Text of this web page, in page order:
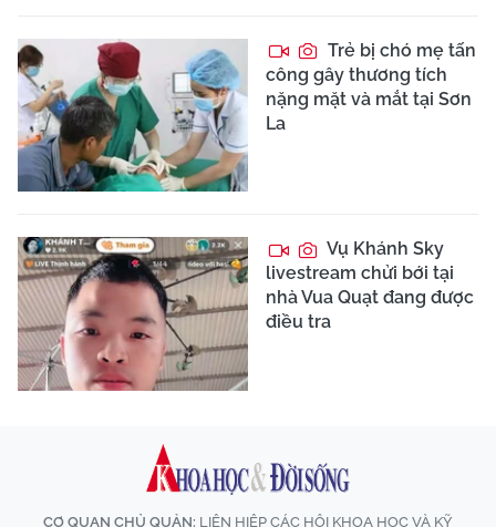
Trẻ bị chó mẹ tấn
công gây thương tích
nặng mặt và mắt tại Sơn
La
Vụ Khánh Sky
livestream chửi bới tại
nhà Vua Quạt đang được
điều tra
CƠ QUAN CHỦ QUẢN: LIÊN HIỆP CÁC HỘI KHOA HỌC VÀ KỸ